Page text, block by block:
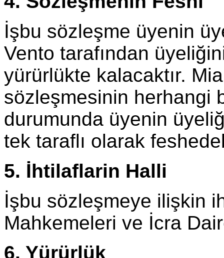
İşbu sözleşme üyenin
Vento tarafından
yürürlükte kalacaktır.
sözleşmesinin herhangi
durumunda üyenin
tek taraflı olarak
5. İhtilaflarin Halli
İşbu sözleşmeye ilişkin
Mahkemeleri ve İcra
6. Yürürlük